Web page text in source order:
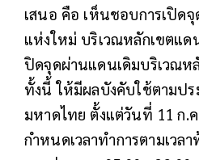
เสนอ คือ เห็นชอบการเปิด
แห่งใหม่ บริเวณหลักเขตแ
ปิดจุดผ่านแดนเดิมบริเวณห
ทั้งนี้ ให้มีผลบังคับใช้ตามปร
มหาดไทย ตั้งแต่วันที่ 11 ก.
กำหนดเวลาทำการตามเวล